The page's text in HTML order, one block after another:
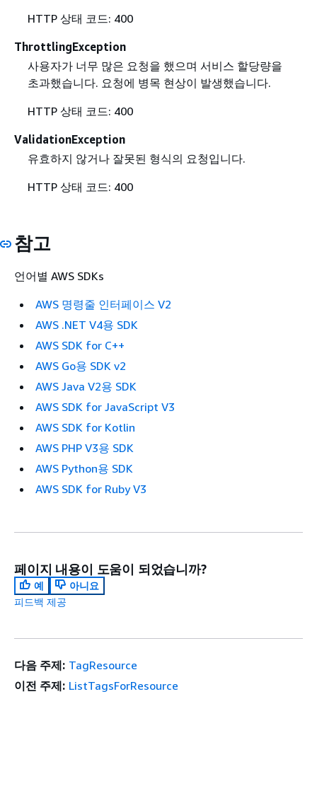
HTTP 상태 코드: 400
ThrottlingException
사용자가 너무 많은 요청을 했으며 서비스 할당량을
초과했습니다. 요청에 병목 현상이 발생했습니다.
HTTP 상태 코드: 400
ValidationException
유효하지 않거나 잘못된 형식의 요청입니다.
HTTP 상태 코드: 400
참고
언어별 AWS SDKs
AWS 명령줄 인터페이스 V2
AWS .NET V4용 SDK
AWS SDK for C++
AWS Go용 SDK v2
AWS Java V2용 SDK
AWS SDK for JavaScript V3
AWS SDK for Kotlin
AWS PHP V3용 SDK
AWS Python용 SDK
AWS SDK for Ruby V3
페이지 내용이 도움이 되었습니까?
예
아니요
피드백 제공
다음 주제: TagResource
이전 주제: ListTagsForResource